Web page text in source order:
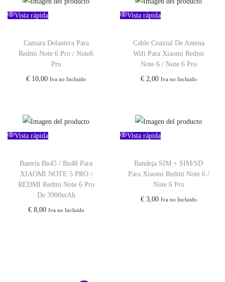
Vista rápida
Camara Delantera Para
Redmi Note 6 Pro / Note6
Pro
€ 10,00 Iva no Incluido
Vista rápida
Cable Coaxial De Antena
Wifi Para Xiaomi Redmi
Note 6 / Note 6 Pro
€2,00 Iva no Incluido
Vista rápida
Batería Bn45 / Bn48 Para
XIAOMI NOTE 5 PRO /
REDMI Redmi Note 6 Pro
De 3900mAh
€8,00 Iva no Incluido
Vista rápida
Bandeja SIM + SIM/SD
Para Xiaomi Redmi Note 6 /
Note 6 Pro
€3,00 Iva no Incluido